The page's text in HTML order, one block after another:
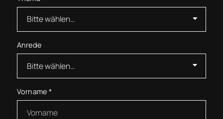
Anrede
Vorname *